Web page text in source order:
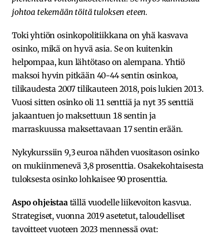
johtoa tekemään töitä tuloksen eteen.
Toki yhtiön osinkopolitiikkana on yhä kasvava
osinko, mikä on hyvä asia. Se on kuitenkin
helpompaa, kun lähtötaso on alempana. Yhtiö
maksoi hyvin pitkään 40-44 sentin osinkoa,
tilikaudesta 2007 tilikauteen 2018, pois lukien 2013.
Vuosi sitten osinko oli 11 senttiä ja nyt 35 senttiä
jakaantuen jo maksettuun 18 sentin ja
marraskuussa maksettavaan 17 sentin erään.
Nykykurssiin 9,3 euroa nähden vuositason osinko
on mukiinmenevä 3,8 prosenttia. Osakekohtaisesta
tuloksesta osinko lohkaisee 90 prosenttia.
Aspo ohjeistaa tällä vuodelle liikevoiton kasvua.
Strategiset, vuonna 2019 asetetut, taloudelliset
tavoitteet vuoteen 2023 mennessä ovat: